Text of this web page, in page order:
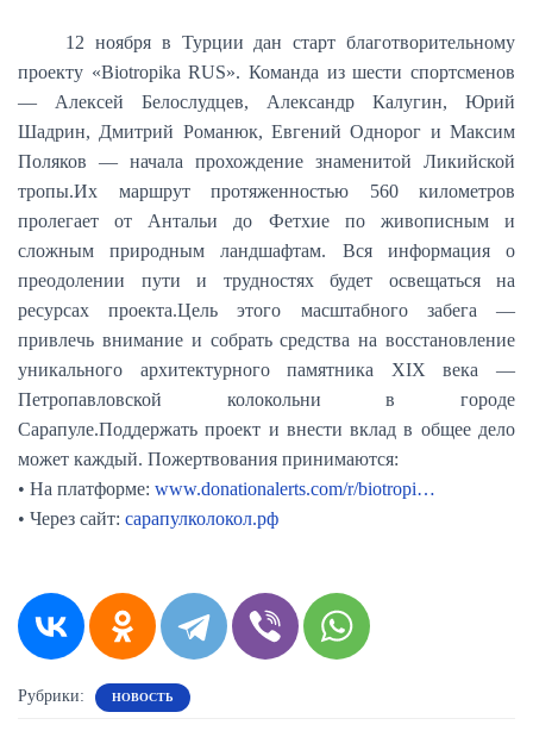
12 ноября в Турции дан старт благотворительному
проекту «Biotropika RUS». Команда из шести спортсменов
— Алексей Белослудцев, Александр Калугин, Юрий
Шадрин, Дмитрий Романюк, Евгений Однорог и Максим
Поляков — начала прохождение знаменитой Ликийской
тропы.Их маршрут протяженностью 560 километров
пролегает от Антальи до Фетхие по живописным и
сложным природным ландшафтам. Вся информация о
преодолении пути и трудностях будет освещаться на
ресурсах проекта.Цель этого масштабного забега —
привлечь внимание и собрать средства на восстановление
уникального архитектурного памятника XIX века —
Петропавловской колокольни в городе
Сарапуле.Поддержать проект и внести вклад в общее дело
может каждый. Пожертвования принимаются:
• На платформе: www.donationalerts.com/r/biotropi…
• Через сайт: сарапулколокол.рф
Рубрики: НОВОСТЬ